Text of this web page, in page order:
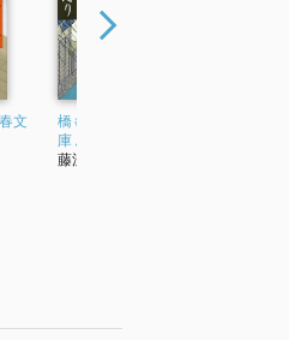
文
橋ものがたり (新潮文
庫 ふ-11-5 新潮文庫)
藤沢周平